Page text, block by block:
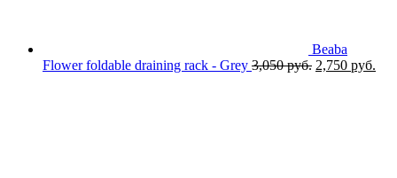
Beaba
Flower foldable draining rack - Grey 3,050руб. 2,750 руб.